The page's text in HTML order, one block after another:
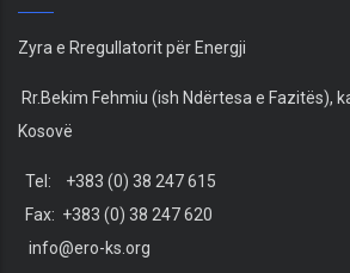
Zyra e Rregullatorit për Energji
Rr.Bekim Fehmiu (ish Ndërtesa e Fazitës),
Kosovë
Tel: +383 (0) 38 247 615
Fax: +383 (0) 38 247 620
info@ero-ks.org